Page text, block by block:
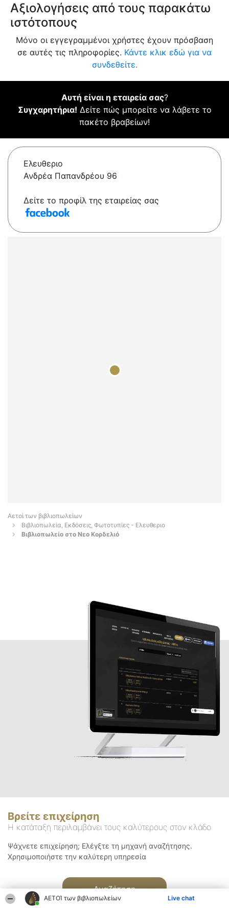
ΑΕΤΟΊ των βιβλιοπωλείων Live chat
Αξιολογήσεις από τους παρακάτω
ιστότοπους
Μόνο οι εγγεγραμμένοι χρήστες έχουν πρόσβαση
σε αυτές τις πληροφορίες. Κάντε κλικ εδώ για να
συνδεθείτε.
Αυτή είναι η εταιρεία σας?
Συγχαρητήρια! Δείτε πώς μπορείτε να λάβετε το
πακέτο βραβείων!
Ελευθεριο
Ανδρέα Παπανδρέου 96
Δείτε το προφίλ της εταιρείας σας
Αετοί των βιβλιοπωλείων
Βιβλιοπωλεία, Εκδόσεις, Φωτοτυπίες - Ελευθεριο
Βιβλιοπωλείο στο Νεο Κορδελιό
Βρείτε επιχείρηση
Η κατάταξη περιλαμβάνει τους καλύτερους στον κλάδο
Ψάχνετε επιχείρηση; Ελέγξτε τη μηχανή αναζήτησης.
Χρησιμοποιήστε την καλύτερη υπηρεσία
Αναζήτηση